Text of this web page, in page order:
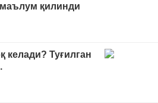
маълум қилинди
келади? Туғилган